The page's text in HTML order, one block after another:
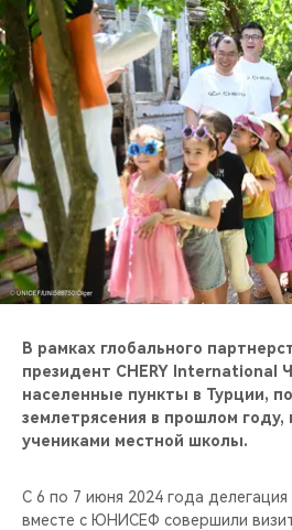
СЕДАНЫ
НОВИНКИ
CHERY CONNECT
ЛЮДИ CHERY
БЛАГОТВОРИТЕЛЬНОСТЬ
CHERY REMOTE
CHERY И СПОРТ
НАШИ МЕРОПРИЯТИЯ
CHERY ДЛЯ ДЕТЕЙ
В рамках глобального
президент CHERY International
населенные пункты в Турции,
землетрясения в прошлом году,
учениками местной школы.
С 6 по 7 июня 2024 года делегация
вместе с ЮНИСЕФ совершили